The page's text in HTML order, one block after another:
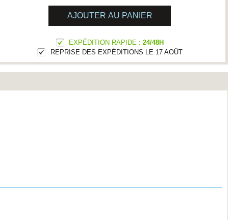
AJOUTER AU PANIER
EXPÉDITION RAPIDE :24/48H
REPRISE DES EXPÉDITIONS LE 17 AOÛT